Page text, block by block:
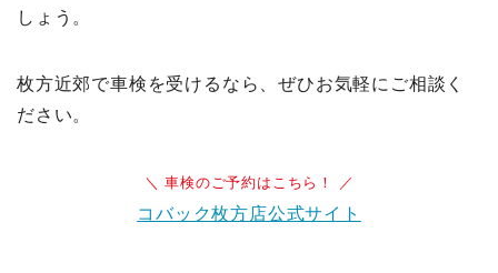
しょう。
枚方近郊で車検を受けるなら、ぜひお気軽にご相談く
ださい。
＼ 車検のご予約はこちら！ ／
コバック枚方店公式サイト